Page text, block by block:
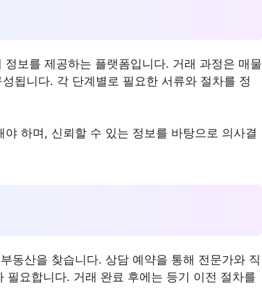
보를 제공하는 플랫폼입니다. 거래 과정은 매물
됩니다. 각 단계별로 필요한 서류와 절차를 정
하며, 신뢰할 수 있는 정보를 바탕으로 의사결
동산을 찾습니다. 상담 예약을 통해 전문가와 직
요합니다. 거래 완료 후에는 등기 이전 절차를